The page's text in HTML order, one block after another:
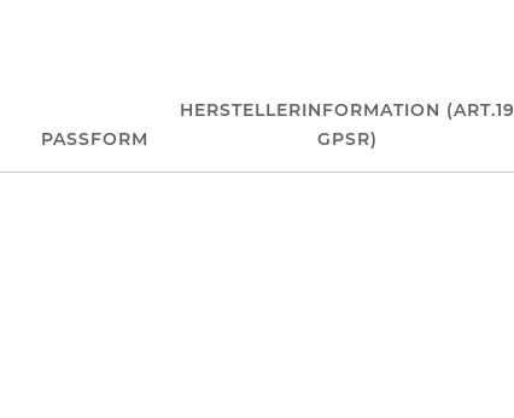
PASSFORM
HERSTELLERINFORMATION (ART.19
GPSR)